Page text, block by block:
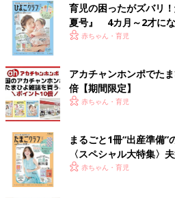
育児の困ったがズバリ
夏号』 4カ月～2才に
いっぱい！
赤ちゃん・育児
アカチャンホンポでた
倍【期間限定】
赤ちゃん・育児
まるごと1冊“出産準備”
〈スペシャル大特集〉
赤ちゃん・育児